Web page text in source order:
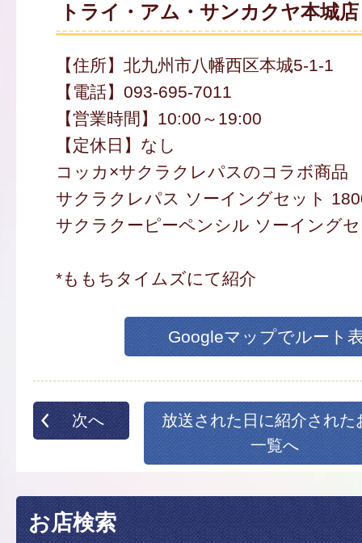
トライ・アム・サンカクヤ本城店
【住所】北九州市八幡西区本城5-1-1
【電話】093-695-7011
【営業時間】10:00～19:00
【定休日】なし
コッカ×サクラクレパスのコラボ商品
サクラクレパス ソーイングセット
サクラクーピーペンシル ソーイング
*ももちタイムズにて紹介
Googleマップでルート
次へ
放送された日に紹介された
一覧へ
お店検索